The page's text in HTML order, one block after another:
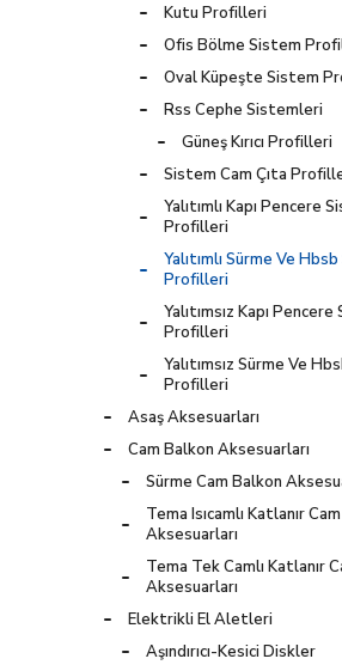
Kutu Profilleri
Ofis Bölme Sistem
Oval Küpeşte Sistem
Rss Cephe Sistemleri
Güneş Kırıcı Profilleri
Sistem Cam Çıta
Yalıtımlı Kapı Pencere
Profilleri
Yalıtımlı Sürme Ve
Profilleri
Yalıtımsız Kapı
Profilleri
Yalıtımsız Sürme Ve
Profilleri
Asaş Aksesuarları
Cam Balkon Aksesuarları
Sürme Cam Balkon
Tema Isıcamlı Katlanır
Aksesuarları
Tema Tek Camlı Katlanır
Aksesuarları
Elektrikli El Aletleri
Aşındırıcı-Kesici Diskler